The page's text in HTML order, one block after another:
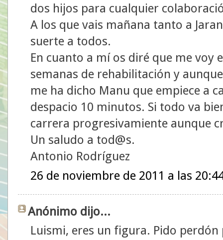
dos hijos para cualquier
A los que vais mañana tanto a
suerte a todos.
En cuanto a mí os diré que me voy
semanas de rehabilitación y
me ha dicho Manu que empiece a
despacio 10 minutos. Si todo va
carrera progresivamiente aunque
Un saludo a tod@s.
Antonio Rodríguez
26 de noviembre de 2011 a las
Anónimo dijo...
Luismi, eres un figura. Pido